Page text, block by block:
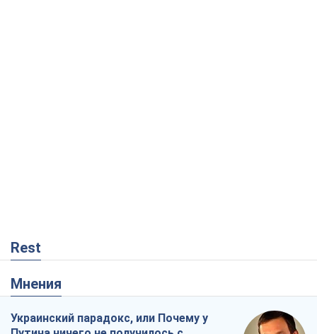
Rest
Мнения
Украинский парадокс, или Почему у